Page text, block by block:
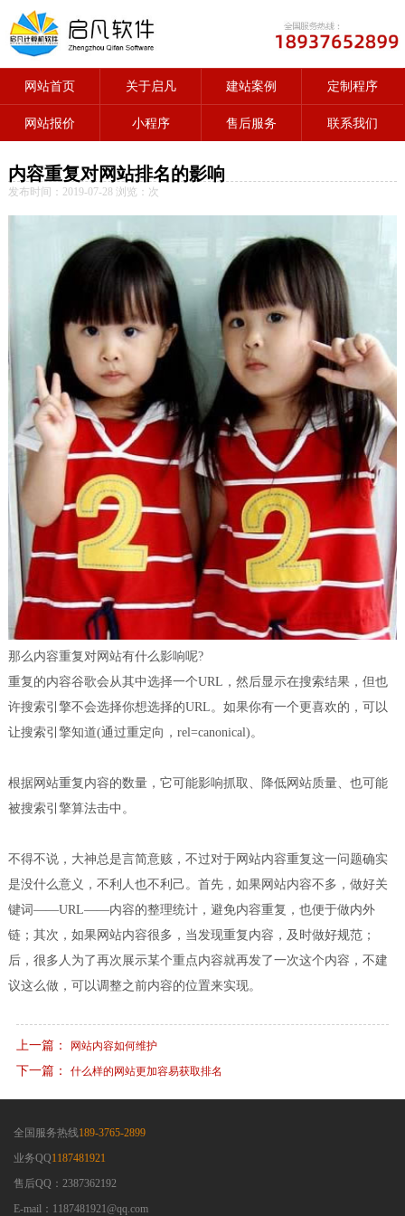
网站首页 关于启凡 建站案例 定制程序
网站报价 小程序 售后服务 联系我们
内容重复对网站排名的影响
发布时间：2019-07-28 浏览： 次
那么内容重复对网站有什么影响呢?
重复的内容谷歌会从其中选择一个URL，然后显示在搜索结果，但也
许搜索引擎不会选择你想选择的URL。如果你有一个更喜欢的，可以
让搜索引擎知道(通过重定向，rel=canonical)。
根据网站重复内容的数量，它可能影响抓取、降低网站质量、也可能
被搜索引擎算法击中。
不得不说，大神总是言简意赅，不过对于网站内容重复这一问题确实
是没什么意义，不利人也不利己。首先，如果网站内容不多，做好关
键词——URL——内容的整理统计，避免内容重复，也便于做内外
链；其次，如果网站内容很多，当发现重复内容，及时做好规范；
后，很多人为了再次展示某个重点内容就再发了一次这个内容，不建
议这么做，可以调整之前内容的位置来实现。
上一篇： 网站内容如何维护
下一篇： 什么样的网站更加容易获取排名
全国服务热线189-3765-2899
业务QQ1187481921
售后QQ：2387362192
E-mail：1187481921@qq.com